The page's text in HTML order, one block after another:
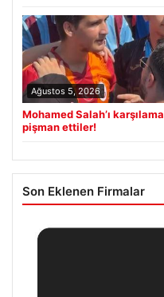
Ağustos 5, 2026
Mohamed Salah’ı
pişman ettiler!
Son Eklenen Firmalar